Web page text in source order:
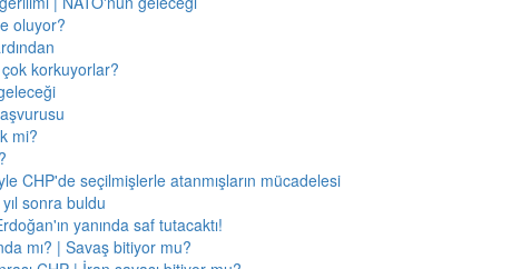
oluyor?
korkuyorlar?
mi?
CHP'de seçilmişlerle atanmışların mücadelesi
sonra buldu
yanında saf tutacaktı!
mı? | Savaş bitiyor mu?